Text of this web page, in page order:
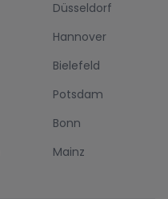
Düsseldorf
Hannover
Bielefeld
Potsdam
Bonn
Mainz